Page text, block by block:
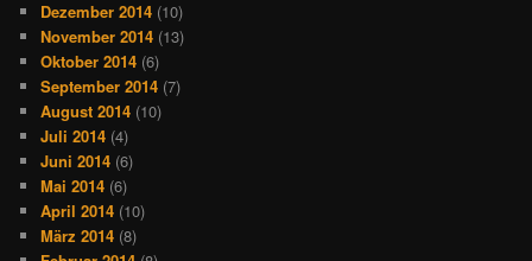
Dezember 2014 (10)
November 2014 (13)
Oktober 2014 (6)
September 2014 (7)
August 2014 (10)
Juli 2014 (4)
Juni 2014 (6)
Mai 2014 (6)
April 2014 (10)
März 2014 (8)